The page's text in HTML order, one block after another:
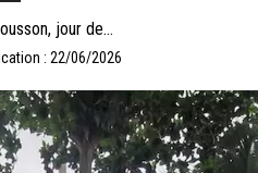
jour de…
: 22/06/2026